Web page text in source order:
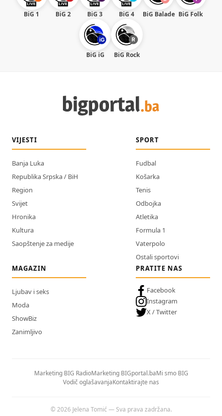
BiG 1 BiG 2 BiG 3 BiG 4 BiG Balade BiG Folk
BiG iG BiG Rock
VIJESTI
Banja Luka
Republika Srpska / BiH
Region
Svijet
Hronika
Kultura
Saopštenje za medije
SPORT
Fudbal
Košarka
Tenis
Odbojka
Atletika
Formula 1
Vaterpolo
Ostali sportovi
MAGAZIN
Ljubav i seks
Moda
ShowBiz
Zanimljivo
PRATITE NAS
Facebook
Instagram
X / Twitter
Marketing BIG RadioMarketing BIGportal.baMi smo BIG
Vodič oglašavanjaKontaktirajte nas
© 2026 Jelena Tomić — Sva prava zadržana.